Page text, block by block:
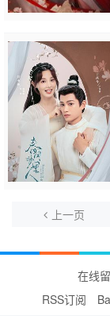
上一页
在线
RSS订阅